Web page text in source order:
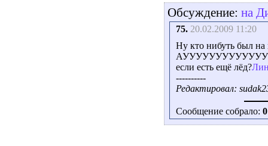
Обсуждение: на
75. 20.02.2009 11:20
Ну кто нибуть был на
если есть ещё лёд?
----------
Редактировал:
Сообщение собрало: 0